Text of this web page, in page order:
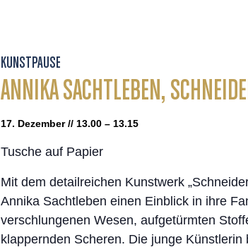
KUNSTPAUSE
ANNIKA SACHTLEBEN,
17. Dezember // 13.00 – 13.15
Tusche auf Papier
Mit dem detailreichen Kunstwerk
Annika Sachtleben einen Einblick in ihre
verschlungenen Wesen, aufgetürmten
klappernden Scheren. Die junge Künstlerin